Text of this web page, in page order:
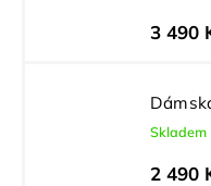
3 490
Skladem
2 490